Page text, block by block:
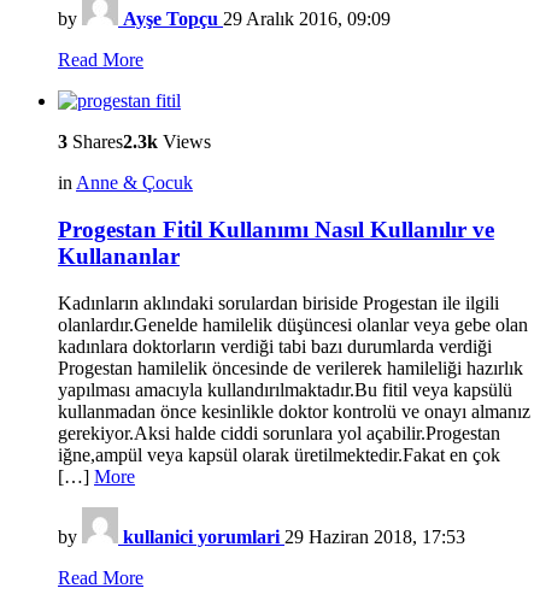
by Ayşe Topçu 29 Aralık 2016, 09:09
Read More
3 Shares2.3k Views
in Anne & Çocuk
Progestan Fitil Kullanımı Nasıl Kullanılır ve
Kullananlar
Kadınların aklındaki sorulardan biriside Progestan ile ilgili
olanlardır.Genelde hamilelik düşüncesi olanlar veya gebe olan
kadınlara doktorların verdiği tabi bazı durumlarda verdiği
Progestan hamilelik öncesinde de verilerek hamileliği hazırlık
yapılması amacıyla kullandırılmaktadır.Bu fitil veya kapsülü
kullanmadan önce kesinlikle doktor kontrolü ve onayı almanız
gerekiyor.Aksi halde ciddi sorunlara yol açabilir.Progestan
iğne,ampül veya kapsül olarak üretilmektedir.Fakat en çok
[…] More
by kullanici yorumlari 29 Haziran 2018, 17:53
Read More